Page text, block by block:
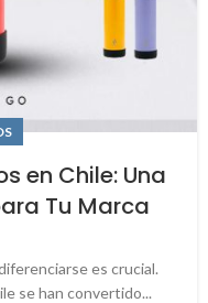
en Chile: Una
Tu Marca
es crucial.
se han convertido...